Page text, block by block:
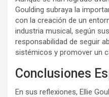
Goulding subraya la
con la creación de un
industria musical, según
responsabilidad de seguir
sistémicos y promover un
Conclusiones
En sus reflexiones, Ellie